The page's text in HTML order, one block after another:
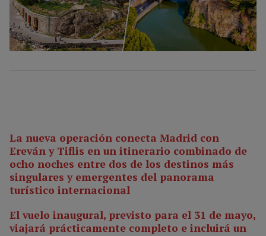
La nueva operación conecta Madrid con
Ereván y Tiflis en un itinerario combinado de
ocho noches entre dos de los destinos más
singulares y emergentes del panorama
turístico internacional
El vuelo inaugural, previsto para el 31 de mayo,
viajará prácticamente completo e incluirá un